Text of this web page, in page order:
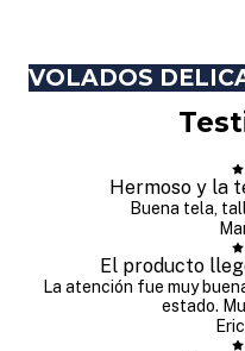
VOLADOS
Hermoso y la
Buena tela,
El producto
La atención fue muy
estado.